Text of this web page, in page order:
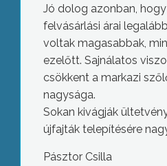
Jó dolog azonban,
felvásárlási árai
voltak magasabbak,
ezelőtt. Sajnálatos
csökkent a markazi
nagysága.
Sokan kivágják
újfajták telepítésére
Pásztor Csilla